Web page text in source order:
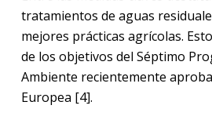
tratamientos de aguas
mejores prácticas agrícolas.
de los objetivos del Séptimo
Ambiente recientemente
Europea [4].